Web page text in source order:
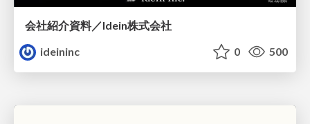
会社紹介資料／Idein株式会社
ideininc
0 500